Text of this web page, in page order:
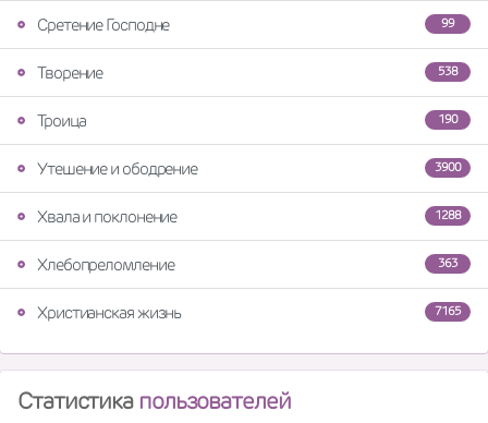
99
Сретение Господне
538
Творение
190
Троица
3900
Утешение и ободрение
1288
Хвала и поклонение
363
Хлебопреломление
7165
Христианская жизнь
Статистика пользователей